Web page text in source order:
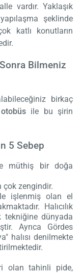
vardır. Yaklaşık
şeklinde
katlı konutların
Bilmeniz
birkaç
otobüsile bu şirin
5 Sebep
müthiş bir doğa
çok zengindir.
işlenmiş olan el
Halıcılık
dünyada
Ayrıca Gördes
halısı denilmekte
olan tahinli pide,